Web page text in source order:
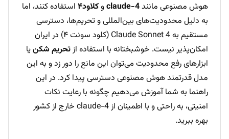
هوش مصنوعی مانندclaude-4وکلاود۴ استفاده کنند، اما
به دلیل محدودیت‌های بین‌المللی و تحریم‌ها، دسترسی
مستقیم به Claude Sonnet 4 (کلود سونت ۴) در ایران
امکان‌پذیر نیست. خوشبختانه با استفاده ازتحریم شکنیا
ابزارهای رفع محدودیت می‌توان این مانع را دور زد و به این
مدل قدرتمند هوش مصنوعی دسترسی پیدا کرد. در این
راهنما به شما آموزش می‌دهیم چگونه با رعایت نکات
امنیتی، به راحتی و با اطمینان از claude-4 خارج از کشور
بهره ببرید.